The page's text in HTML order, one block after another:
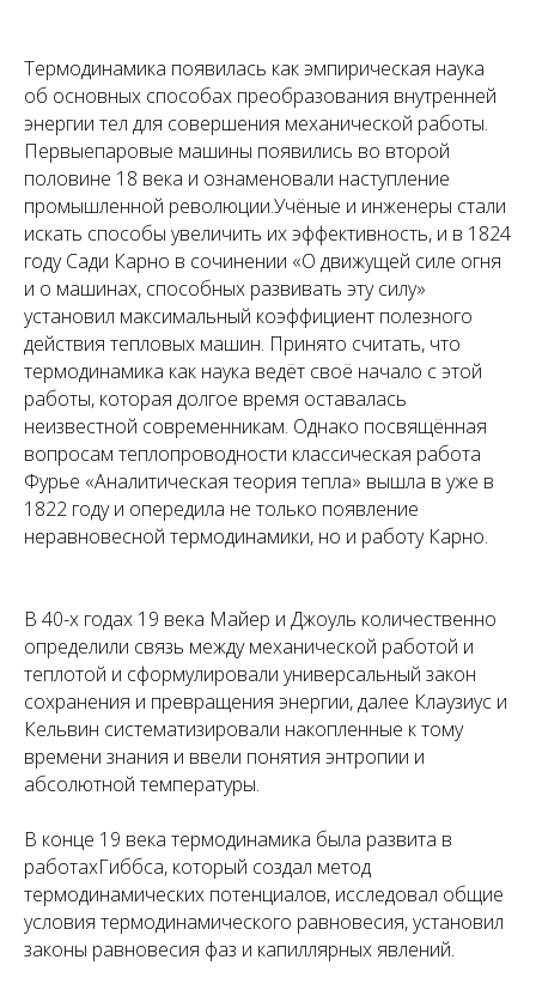
Термодинамика появилась как эмпирическая наука
об основных способах преобразования внутренней
энергии тел для совершения механической работы.
Первыепаровые машины появились во второй
половине 18 века и ознаменовали наступление
промышленной революции.Учёные и инженеры стали
искать способы увеличить их эффективность, и в 1824
году Сади Карно в сочинении «О движущей силе огня
и о машинах, способных развивать эту силу»
установил максимальный коэффициент полезного
действия тепловых машин. Принято считать, что
термодинамика как наука ведёт своё начало с этой
работы, которая долгое время оставалась
неизвестной современникам. Однако посвящённая
вопросам теплопроводности классическая работа
Фурье «Аналитическая теория тепла» вышла в уже в
1822 году и опередила не только появление
неравновесной термодинамики, но и работу Карно.
В 40-х годах 19 века Майер и Джоуль количественно
определили связь между механической работой и
теплотой и сформулировали универсальный закон
сохранения и превращения энергии, далее Клаузиус и
Кельвин систематизировали накопленные к тому
времени знания и ввели понятия энтропии и
абсолютной температуры.
В конце 19 века термодинамика была развита в
работахГиббса, который создал метод
термодинамических потенциалов, исследовал общие
условия термодинамического равновесия, установил
законы равновесия фаз и капиллярных явлений.